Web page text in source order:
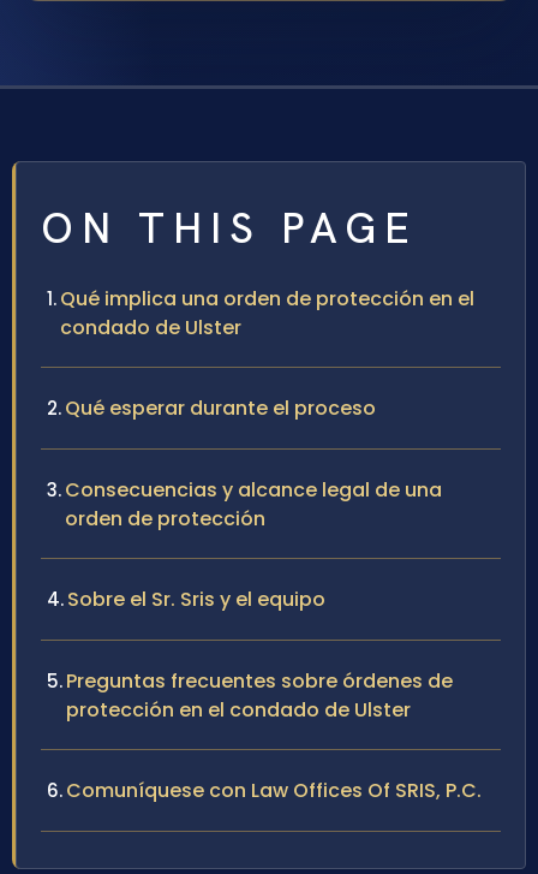
ON THIS PAGE
Qué implica una orden de protección en el
condado de Ulster
Qué esperar durante el proceso
Consecuencias y alcance legal de una
orden de protección
Sobre el Sr. Sris y el equipo
Preguntas frecuentes sobre órdenes de
protección en el condado de Ulster
Comuníquese con Law Offices Of SRIS, P.C.